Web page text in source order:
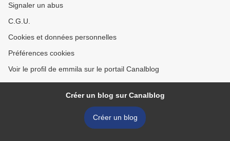
Signaler un abus
C.G.U.
Cookies et données personnelles
Préférences cookies
Voir le profil de emmila sur le portail Canalblog
Créer un blog sur Canalblog
Créer un blog